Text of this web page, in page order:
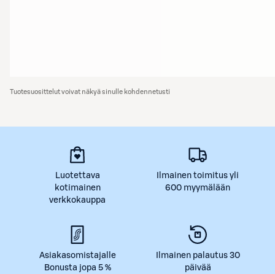
Tuotesuosittelut voivat näkyä sinulle kohdennetusti
Luotettava
kotimainen
verkkokauppa
Ilmainen toimitus yli
600 myymälään
Asiakasomistajalle
Bonusta jopa 5 %
Ilmainen palautus 30
päivää